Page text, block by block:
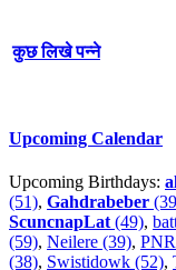
कुछ लिखे पन्ने
Upcoming Calendar
Upcoming Birthdays:
(51), Gahdrabeber
ScuncnapLat(49),
(59), Neilere (39),
(38), Swistidowk (52),